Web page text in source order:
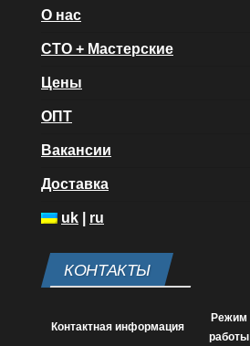
О нас
СТО + Мастерские
Цены
ОПТ
Вакансии
Доставка
uk ru
КОНТАКТЫ
Контактная информация
Режим
работы